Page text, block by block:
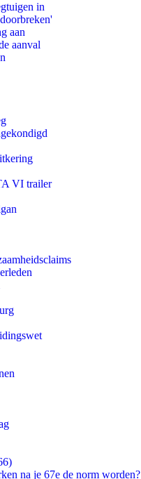
in
aan
aanval
VI trailer
na je 67e de norm worden?